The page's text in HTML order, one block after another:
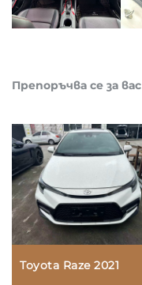
Препоръчва се за вас
Toyota Raze 2021